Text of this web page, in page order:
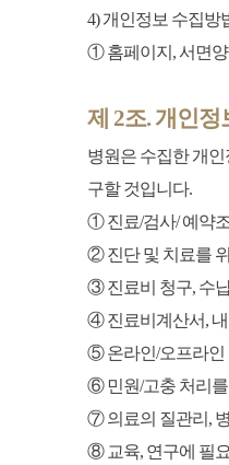
4) 개인정보 수집방
① 홈페이지, 서면양
제 2조. 개인정
병원은 수집한 개
구할 것입니다.
① 진료/검사/ 예약
② 진단 및 치료를
③ 진료비 청구, 수
④ 진료비계산서, 내
⑤ 온라인/오프라인
⑥ 민원/고충 처리를
⑦ 의료의 질관리,
⑧ 교육, 연구에 필